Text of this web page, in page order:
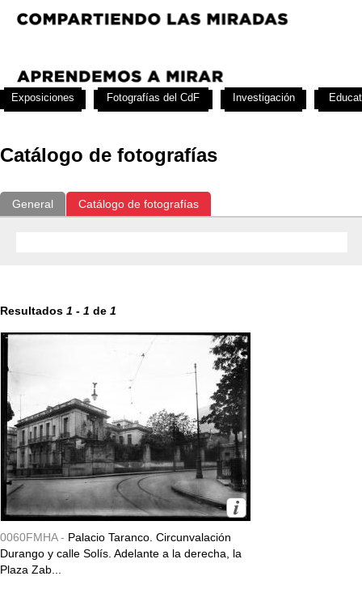
Catálogo de fotografías
General Catálogo de fotografías
Resultados 1 - 1 de 1
0060FMHA - Palacio Taranco. Circunvalación
Durango y calle Solís. Adelante a la derecha, la
Plaza Zab...
Exposiciones Fotografías del CdF Investigación